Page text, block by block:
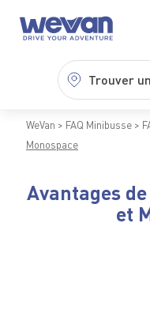
Trouver
WeVan FAQ Minibusse
Monospace
Avantages
et